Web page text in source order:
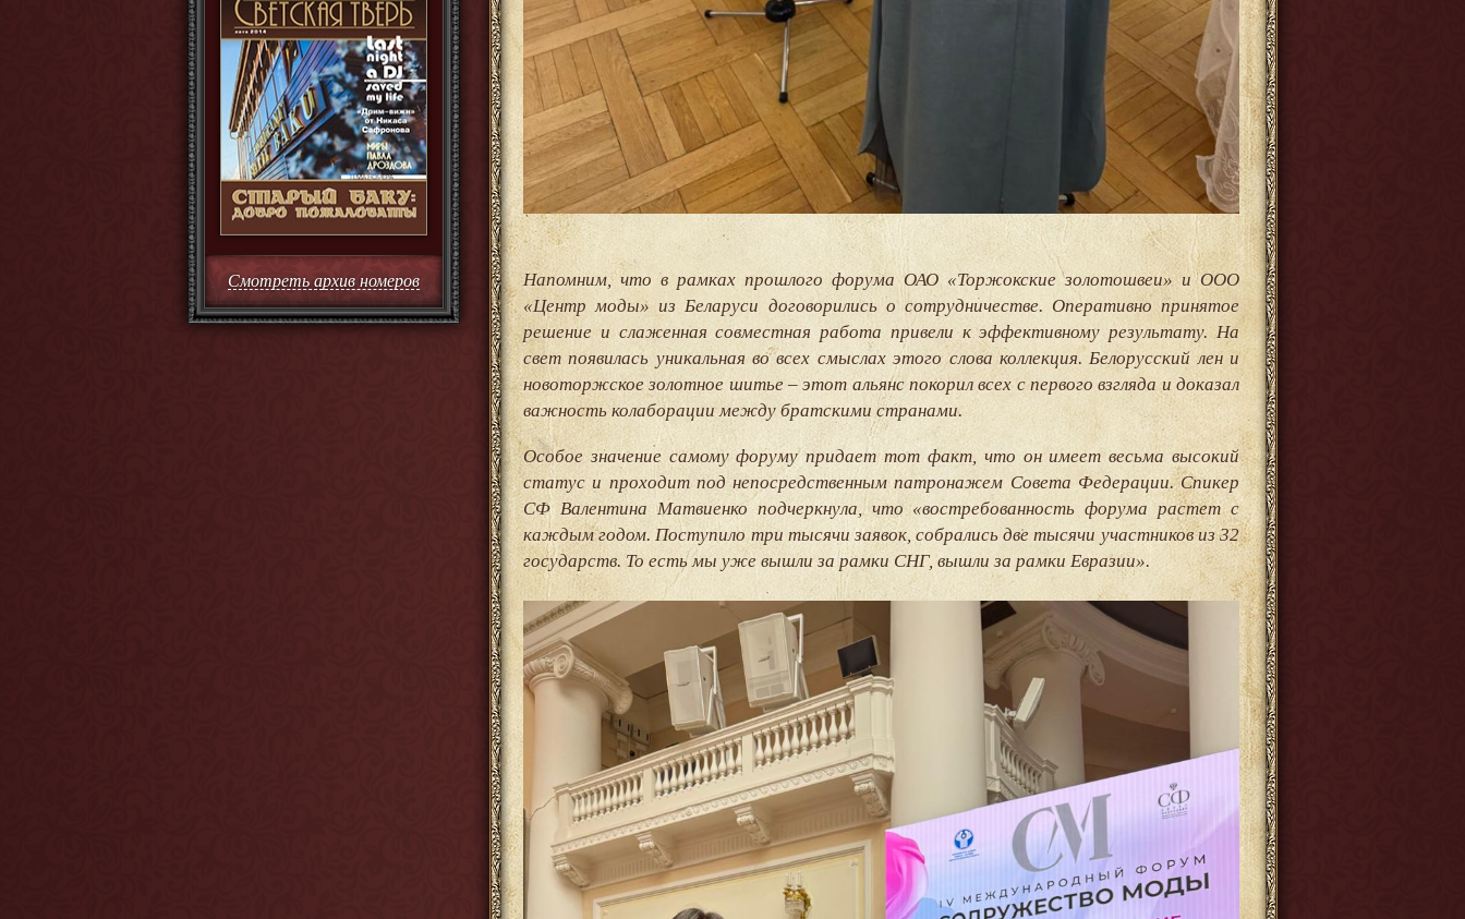
Смотреть архив номеров
Напомним, что в рамках прошлого форума ОАО «Торжокские золотошвеи» и ООО
«Центр моды» из Беларуси договорились о сотрудничестве. Оперативно принятое
решение и слаженная совместная работа привели к эффективному результату. На
свет появилась уникальная во всех смыслах этого слова коллекция. Белорусский лен и
новоторжское золотное шитье – этот альянс покорил всех с первого взгляда и доказал
важность колаборации между братскими странами.
Особое значение самому форуму придает тот факт, что он имеет весьма высокий
статус и проходит под непосредственным патронажем Совета Федерации. Спикер
СФ Валентина Матвиенко подчеркнула, что «востребованность форума растет с
каждым годом. Поступило три тысячи заявок, собрались две тысячи участников из 32
государств. То есть мы уже вышли за рамки СНГ, вышли за рамки Евразии».